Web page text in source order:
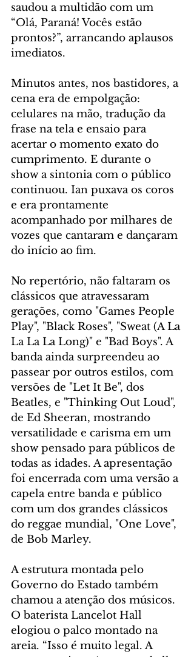
saudou a multidão com um
“Olá, Paraná! Vocês estão
prontos?”, arrancando aplausos
imediatos.
Minutos antes, nos bastidores, a
cena era de empolgação:
celulares na mão, tradução da
frase na tela e ensaio para
acertar o momento exato do
cumprimento. E durante o
show a sintonia com o público
continuou. Ian puxava os coros
e era prontamente
acompanhado por milhares de
vozes que cantaram e dançaram
do início ao fim.
No repertório, não faltaram os
clássicos que atravessaram
gerações, como "Games People
Play", "Black Roses", "Sweat (A La
La La La Long)" e "Bad Boys". A
banda ainda surpreendeu ao
passear por outros estilos, com
versões de "Let It Be", dos
Beatles, e "Thinking Out Loud",
de Ed Sheeran, mostrando
versatilidade e carisma em um
show pensado para públicos de
todas as idades. A apresentação
foi encerrada com uma versão a
capela entre banda e público
com um dos grandes clássicos
do reggae mundial, "One Love",
de Bob Marley.
A estrutura montada pelo
Governo do Estado também
chamou a atenção dos músicos.
O baterista Lancelot Hall
elogiou o palco montado na
areia. “Isso é muito legal. A